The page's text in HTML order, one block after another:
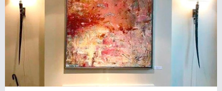
Væglamper
Tæpper
Brands
Indretningshjælp
Ombetrækning